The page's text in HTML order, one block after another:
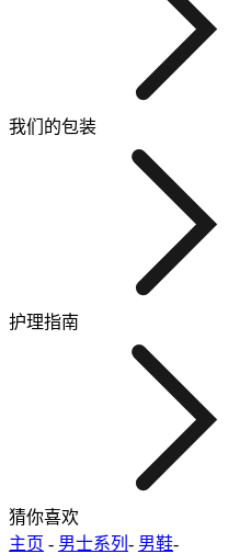
我们的包装
护理指南
猜你喜欢
主页 - 男士系列 - 男鞋-